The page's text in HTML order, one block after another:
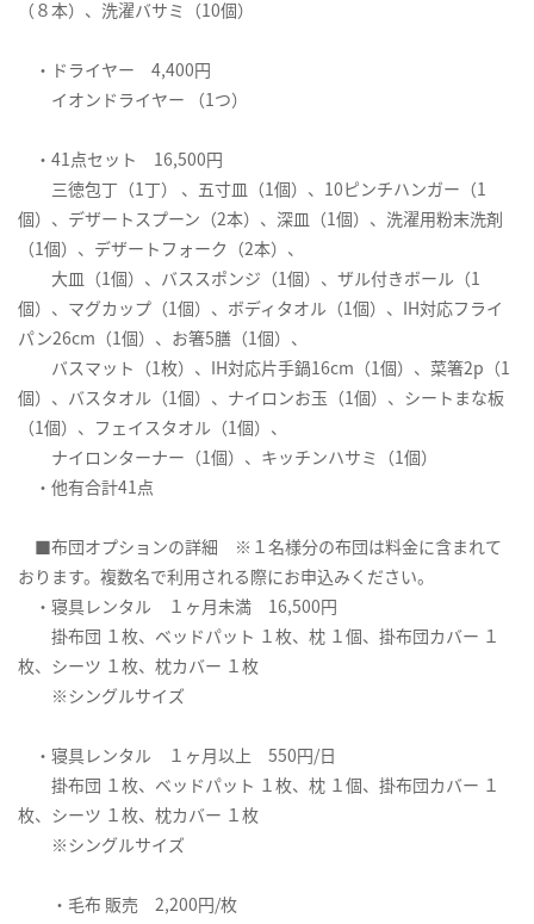
（８本）、洗濯バサミ（10個）
・ドライヤー 4,400円
イオンドライヤー （1つ）
・41点セット 16,500円
三徳包丁（1丁） 、五寸皿（1個）、10ピンチハンガー（1
個）、デザートスプーン（2本）、深皿（1個）、洗濯用粉末洗剤
（1個）、デザートフォーク（2本）、
大皿（1個）、バススポンジ（1個）、ザル付きボール（1
個）、マグカップ（1個）、ボディタオル（1個）、IH対応フライ
パン26cm（1個）、お箸5膳（1個）、
バスマット（1枚）、IH対応片手鍋16cm（1個）、菜箸2p（1
個）、バスタオル（1個）、ナイロンお玉（1個）、シートまな板
（1個）、フェイスタオル（1個）、
ナイロンターナー（1個）、キッチンハサミ（1個）
・他有合計41点
■布団オプションの詳細 ※１名様分の布団は料金に含まれて
おります。複数名で利用される際にお申込みください。
・寝具レンタル １ヶ月未満 16,500円
掛布団 １枚、ベッドパット １枚、枕 １個、掛布団カバー １
枚、シーツ １枚、枕カバー １枚
※シングルサイズ
・寝具レンタル １ヶ月以上 550円/日
掛布団 １枚、ベッドパット １枚、枕 １個、掛布団カバー １
枚、シーツ １枚、枕カバー １枚
※シングルサイズ
・毛布 販売 2,200円/枚